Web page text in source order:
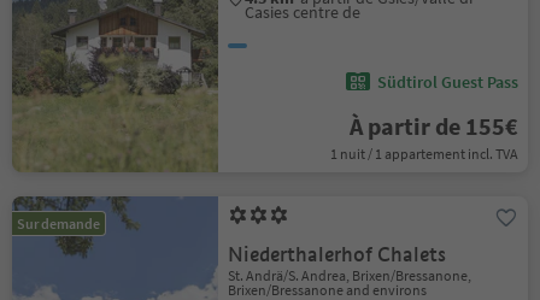
Casies centre de
Südtirol Guest Pass
À partir de 155€
1 nuit / 1 appartement incl. TVA
Sur demande
Niederthalerhof Chalets
St. Andrä/S. Andrea, Brixen/Bressanone,
Brixen/Bressanone and environs